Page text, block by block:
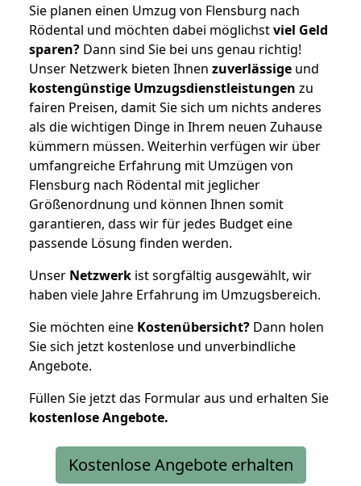
Sie planen einen Umzug von Flensburg nach
Rödental und möchten dabei möglichstviel Geld
sparen? Dann sind Sie bei uns genau richtig!
Unser Netzwerk bieten Ihnen zuverlässige und
kostengünstige Umzugsdienstleistungen zu
fairen Preisen, damit Sie sich um nichts anderes
als die wichtigen Dinge in Ihrem neuen Zuhause
kümmern müssen. Weiterhin verfügen wir über
umfangreiche Erfahrung mit Umzügen von
Flensburg nach Rödental mit jeglicher
Größenordnung und können Ihnen somit
garantieren, dass wir für jedes Budget eine
passende Lösung finden werden.
Unser Netzwerk ist sorgfältig ausgewählt, wir
haben viele Jahre Erfahrung im Umzugsbereich.
Sie möchten eine Kostenübersicht? Dann holen
Sie sich jetzt kostenlose und unverbindliche
Angebote.
Füllen Sie jetzt das Formular aus und erhalten Sie
kostenloseAngebote.
Kostenlose Angebote erhalten